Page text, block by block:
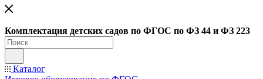
Комплектация детских садов по ФГОC по ФЗ 44 и ФЗ 223
Каталог